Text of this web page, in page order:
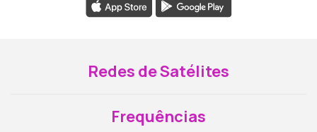
Redes de Satélites
Frequências